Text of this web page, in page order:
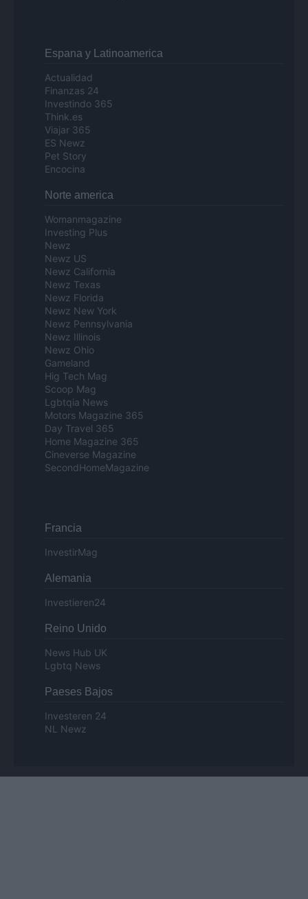
Espana y Latinoamerica
Actualidad
Finanzas 24
Investindo 365
Think.es
Viajar 365
ES Newz
Pet Story
Encocina
Norte america
Womanmagazine
Investing Plus
Newz
Newz US
Newz California
Newz Texas
Newz Florida
Newz New York
Newz Pennsylvania
Newz Illinois
Newz Ohio
Gameland
Hig Tech Mag
Scoop Mag
Lgbtqia News
Motors Magazine 365
Day Travel 365
Home Magazine 365
Cineverse Magazine
SecondHomeMagazine
Francia
InvestirMag
Alemania
Investieren24
Reino Unido
News Hub UK
Lgbtq News
Paeses Bajos
Investeren 24
NL Newz